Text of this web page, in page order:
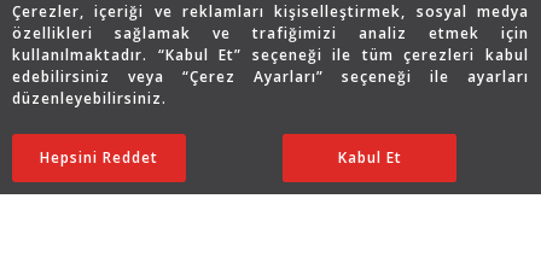
Çerezler, içeriği ve reklamları kişiselleştirmek, sosyal medya
özellikleri sağlamak ve trafiğimizi analiz etmek için
kullanılmaktadır. “Kabul Et” seçeneği ile tüm çerezleri kabul
edebilirsiniz veya “Çerez Ayarları” seçeneği ile ayarları
düzenleyebilirsiniz.
Ayarları Düzenle
Hepsini Reddet Kabul Et
27.646 TL
22.143TL SATIN ALIN
Copyright © 2026 Assos Pırlanta - Bu sitenin tüm hakları